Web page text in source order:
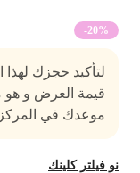
-20%
لتأكيد حجزك لهذا
قيمة العرض و هو
موعدك في المركز.
فيلتر كلينك